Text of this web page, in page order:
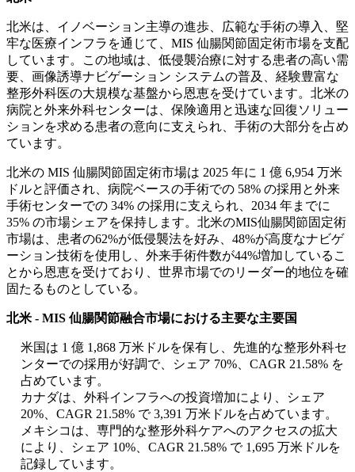
北米は、イノベーション主導の進歩、広範な手術の導入、堅
牢な医療インフラを通じて、MIS 仙腸関節固定術市場を支配
しています。この地域は、低侵襲治療に対する患者の高い需
要、画像誘導ナビゲーション システムの普及、経験豊富な
整形外科医の大規模な基盤から恩恵を受けています。北米の
病院と外来外科センターは、保険適用と迅速な回復ソリュー
ションを求める患者の意向に支えられ、手術の大部分を占め
ています。
北米の MIS 仙腸関節固定術市場は 2025 年に 1 億 6,954 万米
ドルと評価され、病院ベースの手術での 58% の採用と外来
手術センターでの 34% の採用に支えられ、2034 年までに
35% の市場シェアを保持します。北米のMIS仙腸関節固定術
市場は、患者の62%が低侵襲法を好み、48%が高度なナビゲ
ーション技術を使用し、外来手術件数が44%増加しているこ
とから恩恵を受けており、世界市場でのリーダー的地位を確
固たるものとしている。
北米 - MIS 仙腸関節融合市場における主要な主要国
米国は 1 億 1,868 万米ドルを保有し、先進的な整形外科セ
ンターでの採用が好調で、シェア 70%、CAGR 21.58% を
占めています。
カナダは、外科インフラへの投資増加により、シェア
20%、CAGR 21.58% で 3,391 万米ドルを占めています。
メキシコは、専門的な整形外科ケアへのアクセスの拡大
により、シェア 10%、CAGR 21.58% で 1,695 万米ドルを
記録しています。